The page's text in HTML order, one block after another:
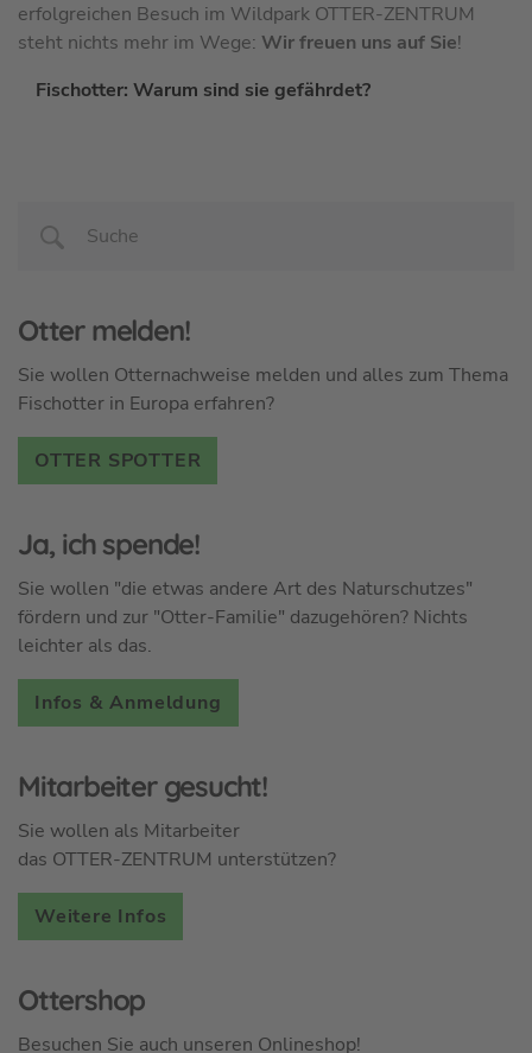
erfolgreichen Besuch im Wildpark OTTER-ZENTRUM
steht nichts mehr im Wege: Wir freuen uns auf Sie!
Fischotter: Warum sind sie gefährdet?
Otter melden!
Sie wollen Otternachweise melden und alles zum Thema
Fischotter in Europa erfahren?
OTTER SPOTTER
Ja, ich spende!
Sie wollen "die etwas andere Art des Naturschutzes"
fördern und zur "Otter-Familie" dazugehören? Nichts
leichter als das.
Infos & Anmeldung
Mitarbeiter gesucht!
Sie wollen als Mitarbeiter
das OTTER-ZENTRUM unterstützen?
Weitere Infos
Ottershop
Besuchen Sie auch unseren Onlineshop!